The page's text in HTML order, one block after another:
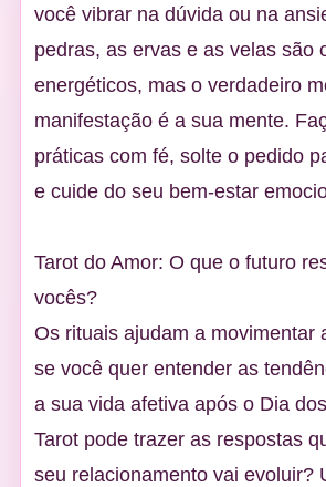
você vibrar na dúvida ou na
pedras, as ervas e as velas são
energéticos, mas o verdadeiro
manifestação é a sua mente.
práticas com fé, solte o pedido
e cuide do seu bem-estar
Tarot do Amor: O que o futuro
vocês?
Os rituais ajudam a movimentar
se você quer entender as
a sua vida afetiva após o Dia
Tarot pode trazer as respostas
seu relacionamento vai evoluir?